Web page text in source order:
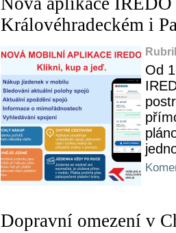
Královéhradeckém i
Od
Dopravní omezení v